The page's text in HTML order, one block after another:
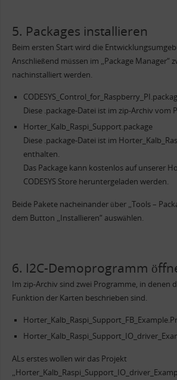
5. Packages installieren
Beim ersten Start wird die
Anschließend müssen im „Package Manager“
nachinstalliert werden.
Diese .package-Datei ist im zip-Archiv vom
Horter_Kalb_Raspi_Support.package
Diese .package-Datei ist im
enthalten.
Das Package kann kostenlos auf unserer
CODESYS Store heruntergeladen werden.
Beide Pakete nacheinander über „Tools –
dem Button „Installieren“ auswählen.
6. I2C-Demoprogramm
Im zip-Archiv sind zwei Programme, in denen
Funktion der Karten beschrieben sind.
ALs erstes wollen wir das Projekt